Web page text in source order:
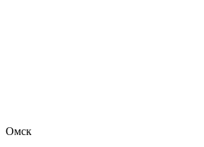
Омск